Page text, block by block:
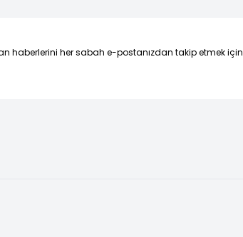
haberlerini her sabah e-postanızdan takip etmek için